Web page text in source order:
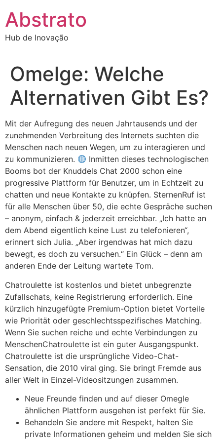
para
conteúdo
Abstrato
Hub de Inovação
Omelge: Welche
Alternativen Gibt Es?
Mit der Aufregung des neuen Jahrtausends und der
zunehmenden Verbreitung des Internets suchten die
Menschen nach neuen Wegen, um zu interagieren und
zu kommunizieren.
Inmitten dieses technologischen
Booms bot der Knuddels Chat 2000 schon eine
progressive Plattform für Benutzer, um in Echtzeit zu
chatten und neue Kontakte zu knüpfen. SternenRuf ist
für alle Menschen über 50, die echte Gespräche suchen
– anonym, einfach & jederzeit erreichbar. „Ich hatte an
dem Abend eigentlich keine Lust zu telefonieren“,
erinnert sich Julia. „Aber irgendwas hat mich dazu
bewegt, es doch zu versuchen.“ Ein Glück – denn am
anderen Ende der Leitung wartete Tom.
Chatroulette ist kostenlos und bietet unbegrenzte
Zufallschats, keine Registrierung erforderlich. Eine
kürzlich hinzugefügte Premium-Option bietet Vorteile
wie Priorität oder geschlechtsspezifisches Matching.
Wenn Sie suchen reiche und echte Verbindungen zu
MenschenChatroulette ist ein guter Ausgangspunkt.
Chatroulette ist die ursprüngliche Video-Chat-
Sensation, die 2010 viral ging. Sie bringt Fremde aus
aller Welt in Einzel-Videositzungen zusammen.
Neue Freunde finden und auf dieser Omegle
ähnlichen Plattform ausgehen ist perfekt für Sie.
Behandeln Sie andere mit Respekt, halten Sie
private Informationen geheim und melden Sie sich